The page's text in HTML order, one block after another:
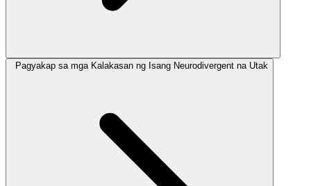
Pagyakap sa mga Kalakasan ng Isang Neurodivergent na Utak